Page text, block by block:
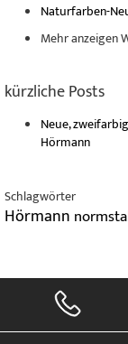
Naturfarben-
Mehr anzeigen
kürzliche Posts
Neue,
Hörmann
Schlagwörter
Hörmann